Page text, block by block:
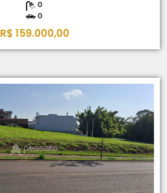
0
0
R$ 159.000,00